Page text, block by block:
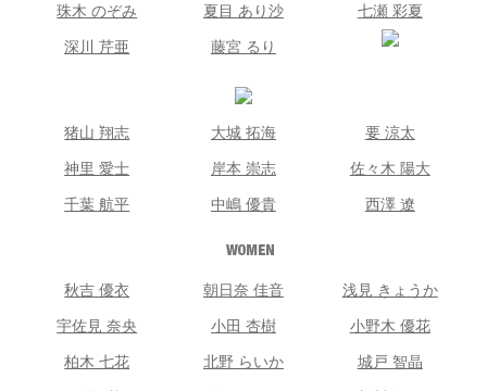
珠木 のぞみ 夏目 あり沙 七瀬 彩夏
深川 芹亜 藤宮 るり
猪山 翔志 大城 拓海 要 涼太
神里 愛士 岸本 崇志 佐々木 陽大
千葉 航平 中嶋 優貴 西澤 遼
秋吉 優衣 朝日奈 佳音 浅見 きょうか
宇佐見 奈央 小田 杏樹 小野木 優花
柏木 七花 北野 らいか 城戸 智晶